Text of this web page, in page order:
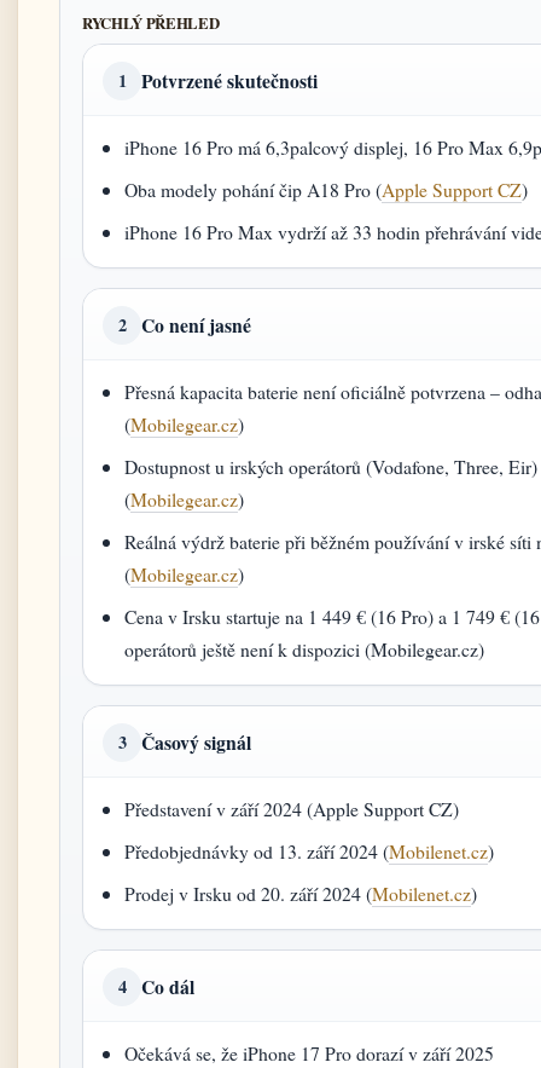
RYCHLÝ PŘEHLED
1 Potvrzené skutečnosti
iPhone 16 Pro má 6,3palcový displej, 16 Pro Max
Oba modely pohání čip A18 Pro (Apple Support CZ)
iPhone 16 Pro Max vydrží až 33 hodin přehrávání
2 Co není jasné
Přesná kapacita baterie není oficiálně potvrzena –
(Mobilegear.cz)
Dostupnost u irských operátorů (Vodafone, Three,
(Mobilegear.cz)
Reálná výdrž baterie při běžném používání v irské síti
(Mobilegear.cz)
Cena v Irsku startuje na 1 449 € (16 Pro) a 1 749 €
operátorů ještě není k dispozici (Mobilegear.cz)
3 Časový signál
Představení v září 2024 (Apple Support CZ)
Předobjednávky od 13. září 2024 (Mobilenet.cz)
Prodej v Irsku od 20. září 2024 (Mobilenet.cz)
4 Co dál
Očekává se, že iPhone 17 Pro dorazí v září 2025